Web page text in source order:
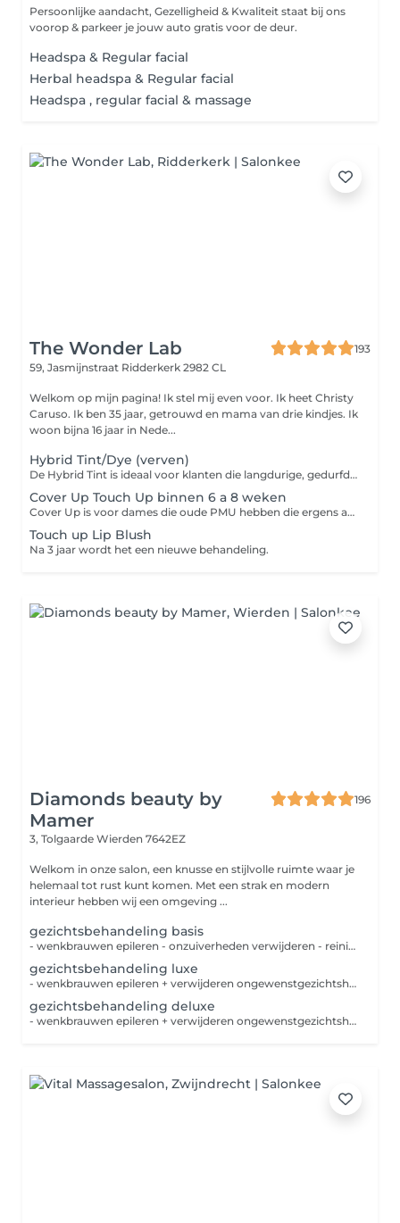
Persoonlijke aandacht, Gezelligheid & Kwaliteit staat bij ons
voorop & parkeer je jouw auto gratis voor de deur.
Headspa & Regular facial
Herbal headspa & Regular facial
Headspa , regular facial & massage
The Wonder Lab
193
59, Jasmijnstraat Ridderkerk 2982 CL
Welkom op mijn pagina! Ik stel mij even voor. Ik heet Christy
Caruso. Ik ben 35 jaar, getrouwd en mama van drie kindjes. Ik
woon bijna 16 jaar in Nede...
Hybrid Tint/Dye (verven)
De Hybrid Tint is ideaal voor klanten die langdurige, gedurfde resultaten willen. De verf kleurt de huid t/m 7 dagen en de haartjes t/m 7 weken!! De gelstructuur garandeert consistente resultaten op alle huidtypes. De Hybrid Tint geeft een look van vollere wenkbrauwen en heeft een rijker en helderder effect dan normale wenkbrauw verf, en heeft minder verwerkingstijd nodig dan Henna.
Cover Up Touch Up binnen 6 a 8 weken
Cover Up is voor dames die oude PMU hebben die ergens anders zijn gezet of dames die eerder Microblading bij mij hebben gezet en nu Powderbrows willen doen.
Touch up Lip Blush
Na 3 jaar wordt het een nieuwe behandeling.
Diamonds beauty by
Mamer
196
3, Tolgaarde Wierden 7642EZ
Welkom in onze salon, een knusse en stijlvolle ruimte waar je
helemaal tot rust kunt komen. Met een strak en modern
interieur hebben wij een omgeving ...
gezichtsbehandeling basis
- wenkbrauwen epileren - onzuiverheden verwijderen - reiniging - diepte reiniging - lycing - masker - massage - verzorgende dag-nachtcréme-serum
gezichtsbehandeling luxe
- wenkbrauwen epileren + verwijderen ongewenstgezichtshaar - wenkbrauwen verven - onzuiverheden verwijderen - reiniging - diepte reiniging - lycing - masker - massage - verzorgende dag-nachtcréme-serum
gezichtsbehandeling deluxe
- wenkbrauwen epileren + verwijderen ongewenstgezichtshaar - wimpers en wenkbrauwen worden geverfd - onzuiverheden verwijderen - reiniging - diepte reiniging - lycing - masker - massage - verzorgende dag-nachtcréme-serum